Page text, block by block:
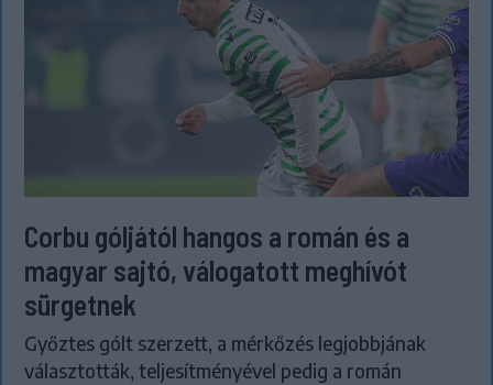
Corbu góljától hangos a román és a
magyar sajtó, válogatott meghívót
sürgetnek
Győztes gólt szerzett, a mérkőzés legjobbjának
választották, teljesítményével pedig a román